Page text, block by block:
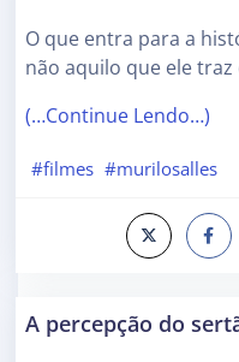
O que entra para a
não aquilo que ele traz
(…Continue Lendo…)
#filmes #murilosalles
A percepção do